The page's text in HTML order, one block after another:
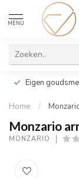
MENU
Eigen
Home /
Monzario
MONZARIO